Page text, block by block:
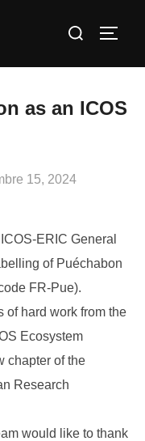
Rechercher :
as an ICOS
15, 2024
ERIC General
of Puéchabon
FR-Pue).
of hard work from the
Ecosystem
chapter of the
Research
would like to thank